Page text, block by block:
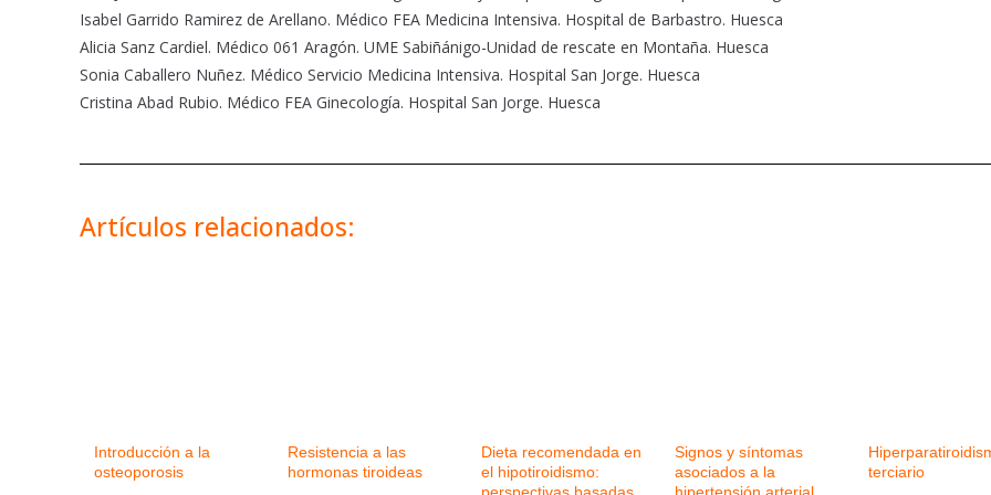
Isabel Garrido Ramirez de Arellano. Médico FEA Medicina Intensiva. Hospital de Barbastro. Huesca
Alicia Sanz Cardiel. Médico 061 Aragón. UME Sabiñánigo-Unidad de rescate en Montaña. Huesca
Sonia Caballero Nuñez. Médico Servicio Medicina Intensiva. Hospital San Jorge. Huesca
Cristina Abad Rubio. Médico FEA Ginecología. Hospital San Jorge. Huesca
Artículos relacionados:
Introducción a la
osteoporosis
Resistencia a las
hormonas tiroideas
Dieta recomendada en
el hipotiroidismo:
Signos y síntomas
asociados a la
terciario